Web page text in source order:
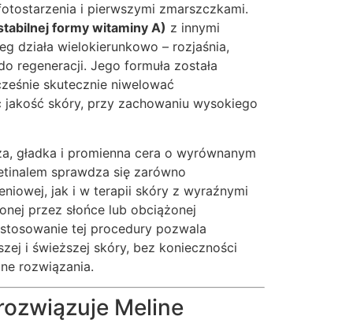
i pierwszymi zmarszczkami.
formy witaminy A) z innymi
działa wielokierunkowo – rozjaśnia,
regeneracji. Jego formuła została
skutecznie niwelować
jakość skóry, przy zachowaniu wysokiego
gładka i promienna cera o wyrównanym
sprawdza się zarówno
jak i w terapii skóry z wyraźnymi
przez słońce lub obciążonej
tej procedury pozwala
i świeższej skóry, bez konieczności
rozwiązania.
Meline